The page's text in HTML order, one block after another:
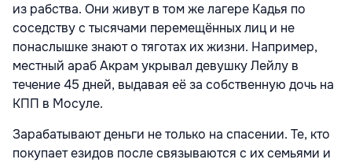
из рабства. Они живут в том же лагере Кадья по
соседству с тысячами перемещённых лиц и не
понаслышке знают о тяготах их жизни. Например,
местный араб Акрам укрывал девушку Лейлу в
течение 45 дней, выдавая её за собственную дочь на
КПП в Мосуле.
Зарабатывают деньги не только на спасении. Те, кто
покупает езидов после связываются с их семьями и